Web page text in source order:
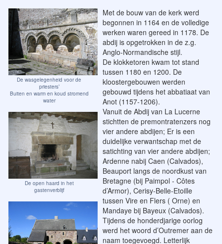
De wasgelegenheid voor de
priesters’
Buiten en warm en koud stromend
water
De open haard in het
gastenverblijf
Met de bouw van de kerk werd
begonnen in 1164 en de volledige
werken waren gereed in 1178. De
abdij is opgetrokken in de z.g.
Anglo-Normandische stijl.
De klokketoren kwam tot stand
tussen 1180 en 1200. De
kloostergebouwen werden
gebouwd tijdens het abbatiaat van
Anot (1157-1206).
Vanuit de Abdij van La Lucerne
stichtten de premontratenzers nog
vier andere abdijen; Er is een
duidelijke verwantschap met de
satichting van vier andere abdijen;
Ardenne nabij Caen (Calvados),
Beauport langs de noordkust van
Bretagne (bij Paimpol - Côtes
d’Armor), Cerisy-Belle-Etoille
tussen Vire en Flers ( Orne) en
Mandaye bij Bayeux (Calvados).
Tijdens de honderdjarige oorlog
werd het woord d’Outremer aan de
naam toegevoegd. Letterlijk